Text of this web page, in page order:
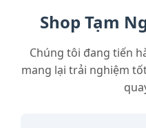
Shop Tạm
Chúng tôi đang tiến
mang lại trải nghiệm